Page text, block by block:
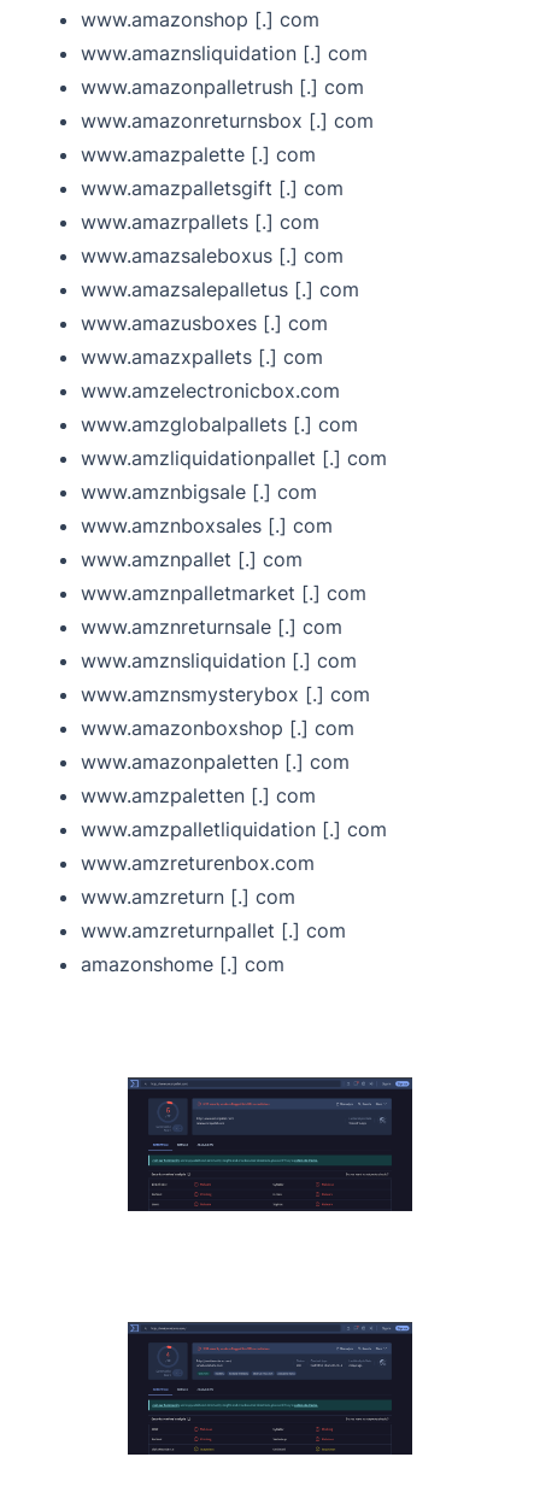
www.amazonshop [.] com
www.amaznsliquidation [.] com
www.amazonpalletrush [.] com
www.amazonreturnsbox [.] com
www.amazpalette [.] com
www.amazpalletsgift [.] com
www.amazrpallets [.] com
www.amazsaleboxus [.] com
www.amazsalepalletus [.] com
www.amazusboxes [.] com
www.amazxpallets [.] com
www.amzelectronicbox.com
www.amzglobalpallets [.] com
www.amzliquidationpallet [.] com
www.amznbigsale [.] com
www.amznboxsales [.] com
www.amznpallet [.] com
www.amznpalletmarket [.] com
www.amznreturnsale [.] com
www.amznsliquidation [.] com
www.amznsmysterybox [.] com
www.amazonboxshop [.] com
www.amazonpaletten [.] com
www.amzpaletten [.] com
www.amzpalletliquidation [.] com
www.amzreturenbox.com
www.amzreturn [.] com
www.amzreturnpallet [.] com
amazonshome [.] com